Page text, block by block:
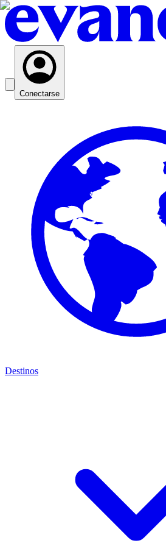
Conectarse
Destinos